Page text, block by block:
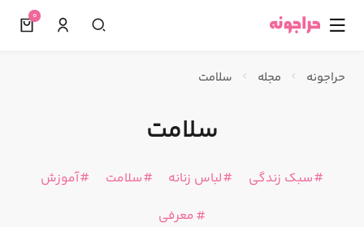
☰
0
حراجونه مجله سلامت
سلامت
سبک زندگی لباس زنانه سلامت
آموزش
معرفی